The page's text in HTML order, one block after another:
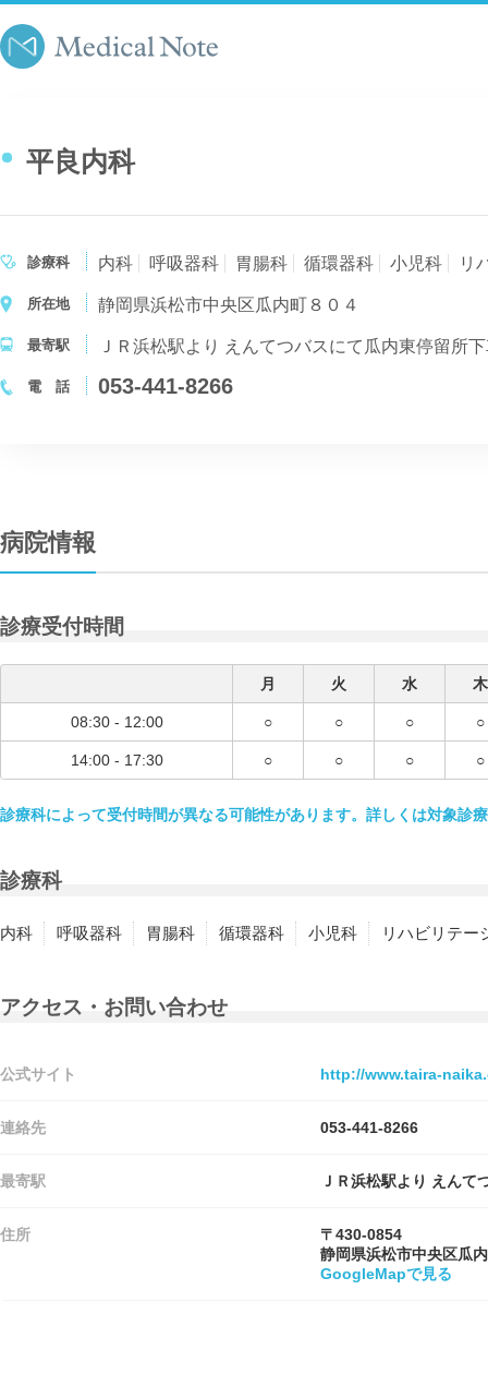
平良内科
診療科 内科 呼吸器科 胃腸科 循環器科 小児科 リ
所在地 静岡県浜松市中央区瓜内町８０４
最寄駅 ＪＲ浜松駅より えんてつバスにて瓜内東停留所
電 話 053-441-8266
病院情報
診療受付時間
月 火 水 木
08:30 - 12:00 ○ ○ ○ ○
14:00 - 17:30 ○ ○ ○ ○
診療科によって受付時間が異なる可能性があります。詳しくは対象診
診療科
内科 呼吸器科 胃腸科 循環器科 小児科 リハビリテー
アクセス・お問い合わせ
公式サイト http://www.taira-
連絡先 053-441-8266
最寄駅 ＪＲ浜松駅より えんて
住所
〒430-0854
静岡県浜松市中央区瓜
GoogleMapで見る